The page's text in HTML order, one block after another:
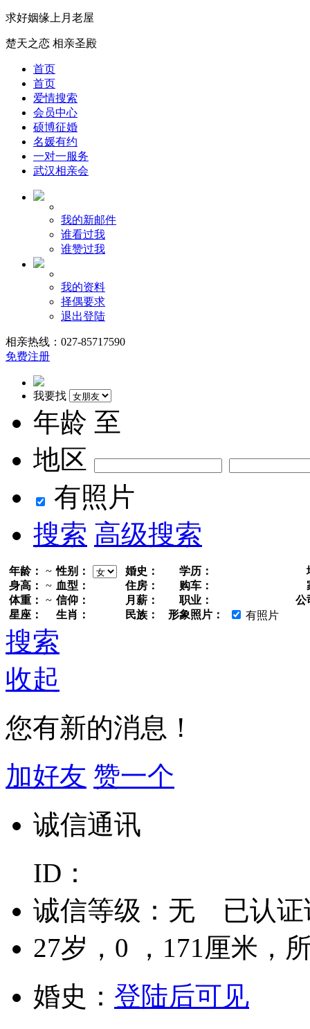
求好姻缘上月老屋
楚天之恋 相亲圣殿
首页
首页
爱情搜索
会员中心
硕博征婚
名媛有约
一对一服务
武汉相亲会
我的新邮件
谁看过我
谁赞过我
我的资料
择偶要求
退出登陆
相亲热线：027-85717590
免费注册
我要找
年龄 至
地区
有照片
搜索 高级搜索
年龄： ~ 性别： 婚史： 学历：
身高：
~ 血型： 住房： 购车：
体重：
~ 信仰： 月薪： 职业：
公
星座：
生肖： 民族： 形象照片： 有照片
搜索
收起
您有新的消息！
加好友 赞一个
诚信通讯
ID：
诚信等级： 无 已认证
27岁， 0 ， 171厘米，
婚史： 登陆后可见